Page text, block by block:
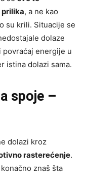
, a ne kao
su krili. Situacije se
dolaze
povraćaj energije u
istina dolazi sama.
spoje –
dolazi kroz
rasterećenje.
znaš šta